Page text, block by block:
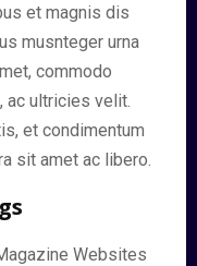
et magnis dis
musnteger urna
commodo
ac ultricies velit.
et condimentum
sit amet ac libero.
Websites